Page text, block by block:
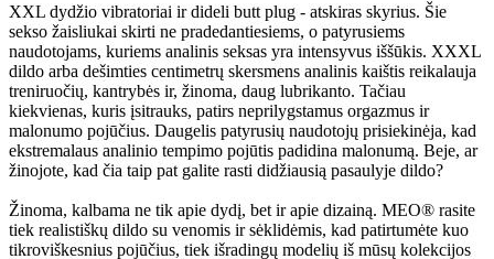
XXL dydžio vibratoriai ir dideli butt plug - atskiras skyrius. Šie
sekso žaisliukai skirti ne pradedantiesiems, o patyrusiems
naudotojams, kuriems analinis seksas yra intensyvus iššūkis. XXXL
dildo arba dešimties centimetrų skersmens analinis kaištis reikalauja
treniruočių, kantrybės ir, žinoma, daug lubrikanto. Tačiau
kiekvienas, kuris įsitrauks, patirs neprilygstamus orgazmus ir
malonumo pojūčius. Daugelis patyrusių naudotojų prisiekinėja, kad
ekstremalaus analinio tempimo pojūtis padidina malonumą. Beje, ar
žinojote, kad čia taip pat galite rasti didžiausią pasaulyje dildo?
Žinoma, kalbama ne tik apie dydį, bet ir apie dizainą. MEO® rasite
tiek realistiškų dildo su venomis ir sėklidėmis, kad patirtumėte kuo
tikroviškesnius pojūčius, tiek išradingų modelių iš mūsų kolekcijos